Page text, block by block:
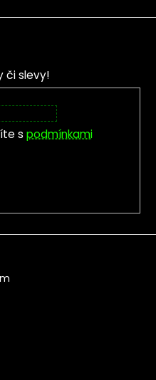
či slevy!
s podmínkami